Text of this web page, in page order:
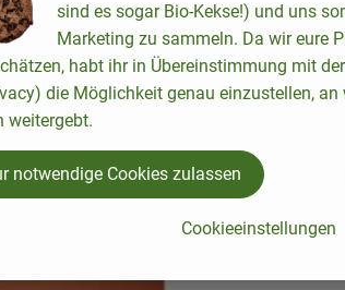
keine passenden Rezepte
sind es sogar Bio-Kekse!) und uns
Marketing zu sammeln. Da wir eure
habt ihr in Übereinstimmung mit
die Möglichkeit genau einzustellen,
weitergebt.
Cookieeinstellungen
notwendige Cookies zulassen